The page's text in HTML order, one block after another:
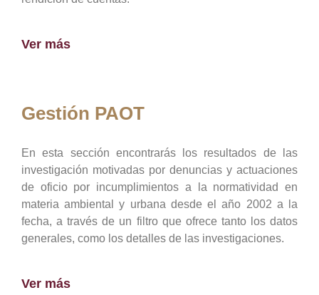
Ver más
Gestión PAOT
En esta sección encontrarás los resultados de las
investigación motivadas por denuncias y actuaciones
de oficio por incumplimientos a la normatividad en
materia ambiental y urbana desde el año 2002 a la
fecha, a través de un filtro que ofrece tanto los datos
generales, como los detalles de las investigaciones.
Ver más